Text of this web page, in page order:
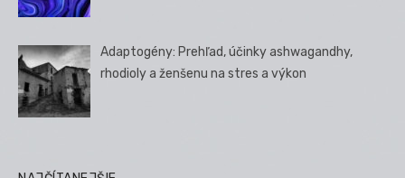
Adaptogény: Prehľad, účinky ashwagandhy,
rhodioly a ženšenu na stres a výkon